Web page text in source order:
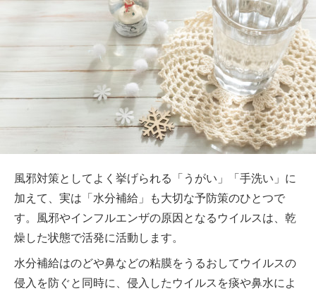
風邪対策としてよく挙げられる「うがい」「手洗い」に
加えて、実は「水分補給」も大切な予防策のひとつで
す。風邪やインフルエンザの原因となるウイルスは、乾
燥した状態で活発に活動します。
水分補給はのどや鼻などの粘膜をうるおしてウイルスの
侵入を防ぐと同時に、侵入したウイルスを痰や鼻水によ